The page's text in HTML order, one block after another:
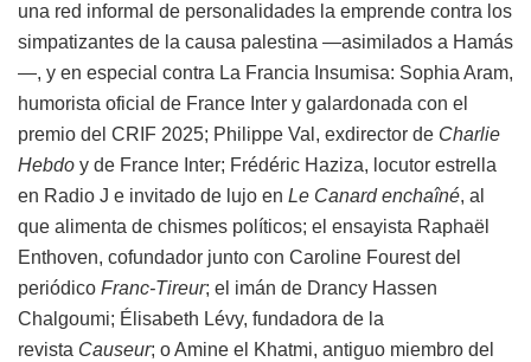
una red informal de personalidades la emprende contra los
simpatizantes de la causa palestina —asimilados a Hamás
—, y en especial contra La Francia Insumisa: Sophia Aram,
humorista oficial de France Inter y galardonada con el
premio del CRIF 2025; Philippe Val, exdirector de Charlie
Hebdo y de France Inter; Frédéric Haziza, locutor estrella
en Radio J e invitado de lujo en Le Canard enchaîné, al
que alimenta de chismes políticos; el ensayista Raphaël
Enthoven, cofundador junto con Caroline Fourest del
periódico Franc-Tireur; el imán de Drancy Hassen
Chalgoumi; Élisabeth Lévy, fundadora de la
revista Causeur; o Amine el Khatmi, antiguo miembro del